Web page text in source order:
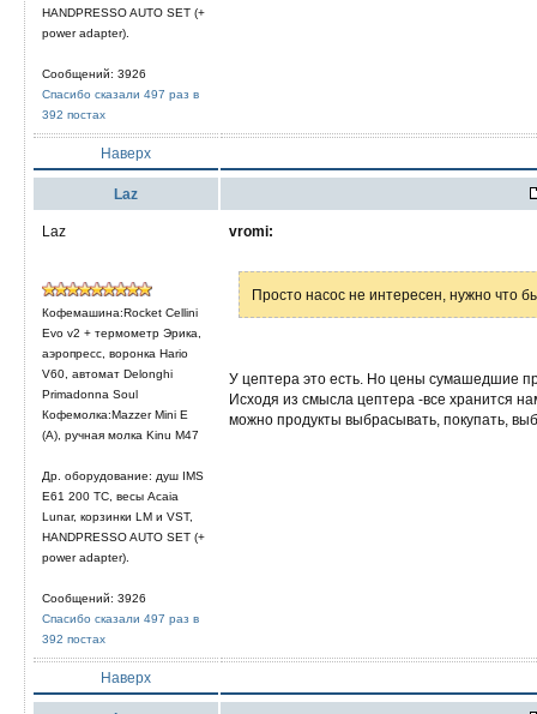
HANDPRESSO AUTO SET (+
power adapter).
Сообщений: 3926
Спасибо сказали 497 раз в
392 постах
Наверх
Laz
Laz
Кофемашина:Rocket Cellini
Evo v2 + термометр Эрика,
аэропресс, воронка Hario
V60, автомат Delonghi
Primadonna Soul
Кофемолка:Mazzer Mini E
(A), ручная молка Kinu M47
Др. оборудование: душ IMS
E61 200 TC, весы Acaia
Lunar, корзинки LM и VST,
HANDPRESSO AUTO SET (+
power adapter).
Сообщений: 3926
Спасибо сказали 497 раз в
392 постах
vromi:
Просто насос не интересен, нужно что
У цептера это есть. Но цены сумашедшие
Исходя из смысла цептера -все хранится
можно продукты выбрасывать, покупать,
Наверх